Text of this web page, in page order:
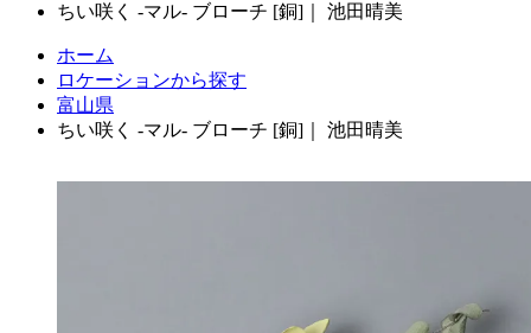
ちい咲く -マル- ブローチ [銅]｜ 池田晴美
ホーム
ロケーションから探す
富山県
ちい咲く -マル- ブローチ [銅]｜ 池田晴美